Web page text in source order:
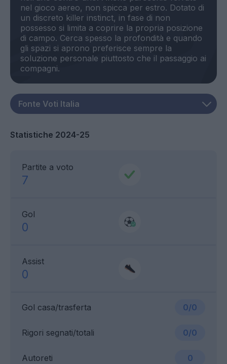
nel gioco aereo, non spicca per estro. Dotato di
un discreto killer instinct, in fase di non
possesso si limita a coprire la propria posizione
di campo. Cerca spesso la profondità e quando
gli spazi si aprono preferisce sempre la
soluzione personale piuttosto che il passaggio ai
Statistiche 2024-25
Partite a voto
7
Gol
0
Assist
0
Gol casa/trasferta 0/0
Rigori segnati/totali 0/0
Autoreti 0